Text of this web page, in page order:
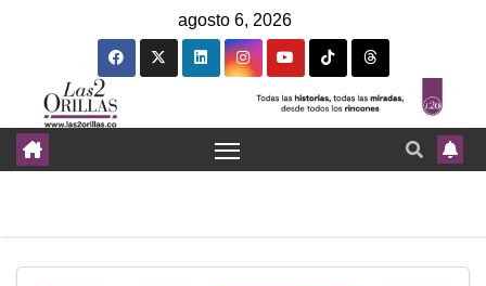
agosto 6, 2026